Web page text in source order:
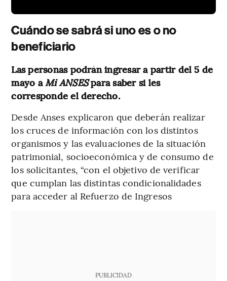
Cuándo se sabrá si uno es o no
beneficiario
Las personas podrán ingresar a partir del 5 de
mayo a Mi ANSESpara saber si les
corresponde el derecho.
Desde Anses explicaron que deberán realizar
los cruces de información con los distintos
organismos y las evaluaciones de la situación
patrimonial, socioeconómica y de consumo de
los solicitantes, “con el objetivo de verificar
que cumplan las distintas condicionalidades
para acceder al Refuerzo de Ingresos
PUBLICIDAD